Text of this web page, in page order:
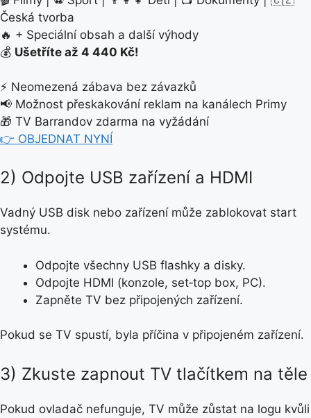
Česká tvorba
🔥 + Speciální obsah a další výhody
💰 Ušetříte až 4 440 Kč!
⚡ Neomezená zábava bez závazků
📢 Možnost přeskakování reklam na kanálech Primy
🎁 TV Barrandov zdarma na vyžádání
👉 OBJEDNAT NYNÍ
2) Odpojte USB zařízení a HDMI
Vadný USB disk nebo zařízení může zablokovat start
systému.
Odpojte všechny USB flashky a disky.
Odpojte HDMI (konzole, set‑top box, PC).
Zapněte TV bez připojených zařízení.
Pokud se TV spustí, byla příčina v připojeném zařízení.
3) Zkuste zapnout TV tlačítkem na těle
Pokud ovladač nefunguje, TV může zůstat na logu kvůli